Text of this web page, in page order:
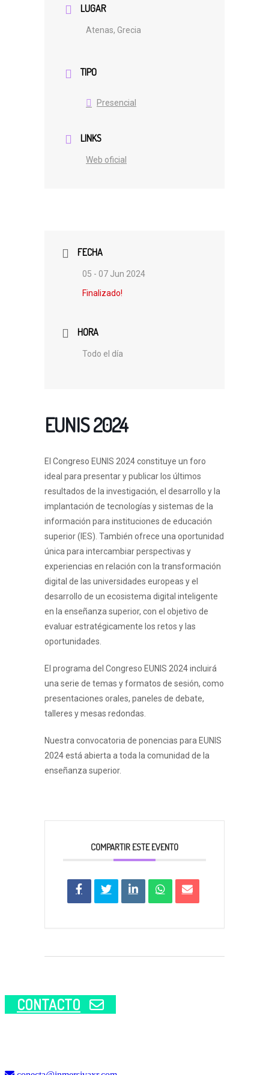
LUGAR
Atenas, Grecia
TIPO
Presencial
LINKS
Web oficial
FECHA
05 - 07 Jun 2024
Finalizado!
HORA
Todo el día
EUNIS 2024
El Congreso EUNIS 2024 constituye un foro
ideal para presentar y publicar los últimos
resultados de la investigación, el desarrollo y la
implantación de tecnologías y sistemas de la
información para instituciones de educación
superior (IES). También ofrece una oportunidad
única para intercambiar perspectivas y
experiencias en relación con la transformación
digital de las universidades europeas y el
desarrollo de un ecosistema digital inteligente
en la enseñanza superior, con el objetivo de
evaluar estratégicamente los retos y las
oportunidades.
El programa del Congreso EUNIS 2024 incluirá
una serie de temas y formatos de sesión, como
presentaciones orales, paneles de debate,
talleres y mesas redondas.
Nuestra convocatoria de ponencias para EUNIS
2024 está abierta a toda la comunidad de la
enseñanza superior.
COMPARTIR ESTE EVENTO
CONTACTO